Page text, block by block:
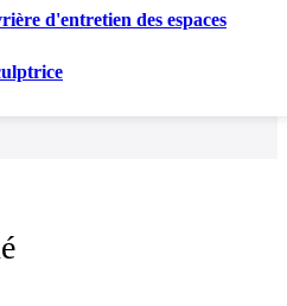
d'entretien des espaces